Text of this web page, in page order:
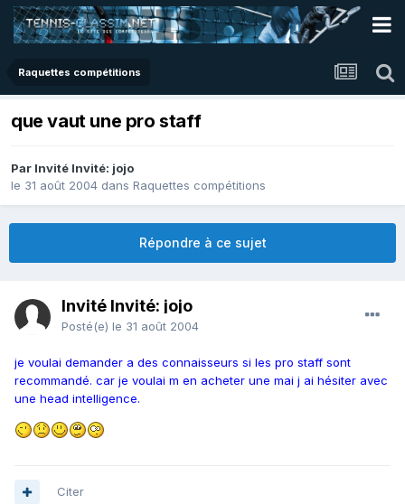
Raquettes compétitions
que vaut une pro staff
Par Invité Invité: jojo
le 31 août 2004 dans Raquettes compétitions
Répondre à ce sujet
Invité Invité: jojo
Posté(e) le 31 août 2004
je voulai demander a des connaisseurs si les pro staff sont
recommandé. car je voulai m en acheter une mai j ai hésiter avec
une head intelligence.
Citer